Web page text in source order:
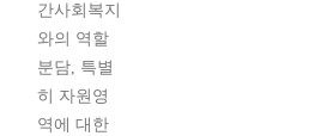
간사회복지
와의 역할
분담, 특별
히 자원영
역에 대한